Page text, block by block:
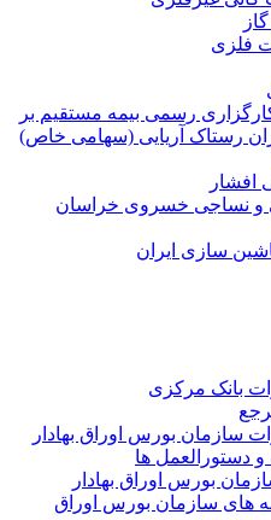
فلزی
رسمی بیمه مستقیم بر
رستاک آریایی (سهامی خاص)
افشار
و نساجی خسروی خراسان
سازی ایران
بانک مرکزی
سازمان بورس اوراق بهادار
و دستورالعمل ها
بورس اوراق بهادار
های سازمان بورس اوراق